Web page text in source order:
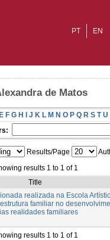
EN
PT
de Matos
F G H I J K L M N O P Q R S T U
Results/Page
results 1 to 1 of 1
Title
realizada na Escola
familiar no
realidades familiares
results 1 to 1 of 1